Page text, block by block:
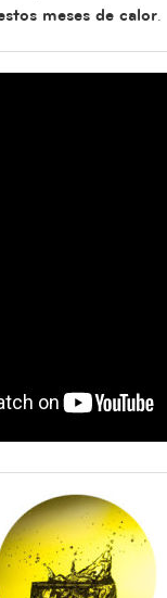
meses de calor.